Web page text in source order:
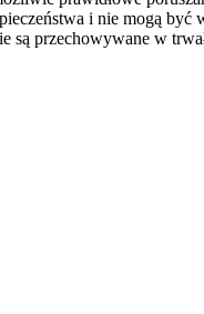
i nie mogą
są przechowywane w